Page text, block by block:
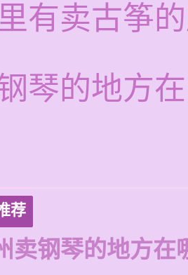
有卖古筝
琴的地方
荐
卖钢琴的地方在